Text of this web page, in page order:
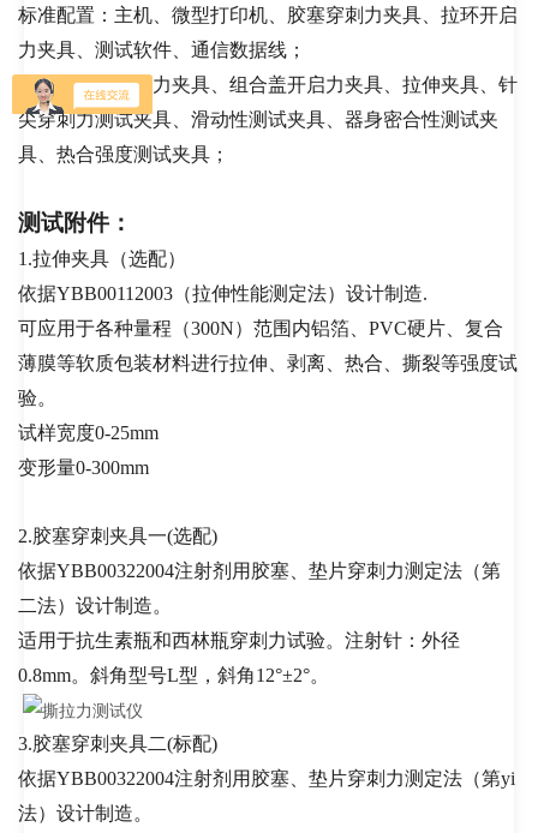
标准配置：主机、微型打印机、胶塞穿刺力夹具、拉环开启
力夹具、测试软件、通信数据线；
选用配置：折断力夹具、组合盖开启力夹具、拉伸夹具、针
尖穿刺力测试夹具、滑动性测试夹具、器身密合性测试夹
具、热合强度测试夹具；
测试附件：
1.拉伸夹具（选配）
依据YBB00112003（拉伸性能测定法）设计制造.
可应用于各种量程（300N）范围内铝箔、PVC硬片、复合
薄膜等软质包装材料进行拉伸、剥离、热合、撕裂等强度试
验。
试样宽度0-25mm
变形量0-300mm
2.胶塞穿刺夹具一(选配)
依据YBB00322004注射剂用胶塞、垫片穿刺力测定法（第
二法）设计制造。
适用于抗生素瓶和西林瓶穿刺力试验。注射针：外径
0.8mm。斜角型号L型，斜角12°±2°。
3.胶塞穿刺夹具二(标配)
依据YBB00322004注射剂用胶塞、垫片穿刺力测定法（第yi
法）设计制造。